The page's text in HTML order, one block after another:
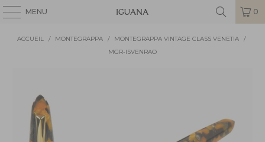
MENU 0
ACCUEIL / MONTEGRAPPA / MONTEGRAPPA VINTAGE CLASS VENETIA
/
MGR-ISVENRAO